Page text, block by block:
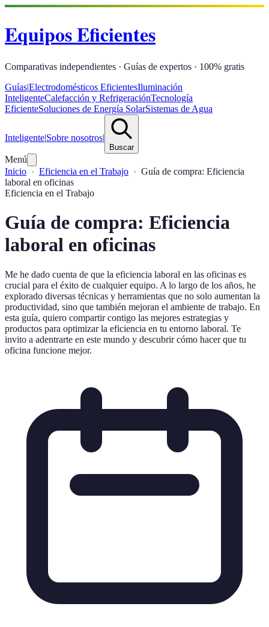
Equipos Eficientes
Comparativas independientes · Guías de expertos · 100% gratis
Guías|Electrodomésticos EficientesIluminación
InteligenteCalefacción y RefrigeraciónTecnología
EficienteSoluciones de Energía SolarSistemas de Agua
Inteligente|Sobre nosotros|
Buscar
Menú
Inicio
Eficiencia en el Trabajo
Guía de compra: Eficiencia
laboral en oficinas
Eficiencia en el Trabajo
Guía de compra: Eficiencia
laboral en oficinas
Me he dado cuenta de que la eficiencia laboral en las oficinas es
crucial para el éxito de cualquier equipo. A lo largo de los años, he
explorado diversas técnicas y herramientas que no solo aumentan la
productividad, sino que también mejoran el ambiente de trabajo. En
esta guía, quiero compartir contigo las mejores estrategias y
productos para optimizar la eficiencia en tu entorno laboral. Te
invito a adentrarte en este mundo y descubrir cómo hacer que tu
oficina funcione mejor.